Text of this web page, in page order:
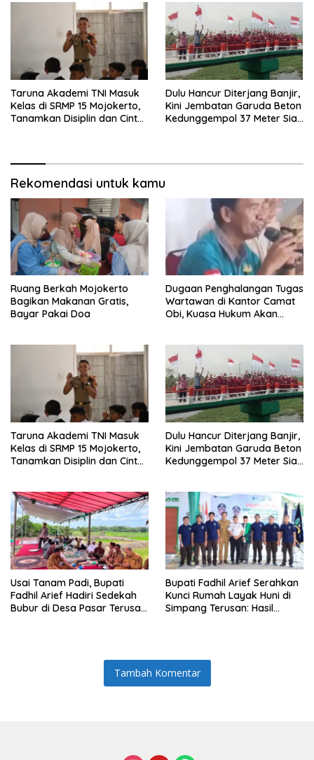
Taruna Akademi TNI Masuk
Kelas di SRMP 15 Mojokerto,
Tanamkan Disiplin dan Cinta
Dulu Hancur Diterjang Banjir,
Kini Jembatan Garuda Beton
Kedunggempol 37 Meter Siap
Rekomendasi untuk kamu
Ruang Berkah Mojokerto
Bagikan Makanan Gratis,
Bayar Pakai Doa
Dugaan Penghalangan Tugas
Wartawan di Kantor Camat
Obi, Kuasa Hukum Akan
Taruna Akademi TNI Masuk
Kelas di SRMP 15 Mojokerto,
Tanamkan Disiplin dan Cinta
Dulu Hancur Diterjang Banjir,
Kini Jembatan Garuda Beton
Kedunggempol 37 Meter Siap
Usai Tanam Padi, Bupati
Fadhil Arief Hadiri Sedekah
Bubur di Desa Pasar Terusan:
Bupati Fadhil Arief Serahkan
Kunci Rumah Layak Huni di
Simpang Terusan: Hasil
Tambah Komentar